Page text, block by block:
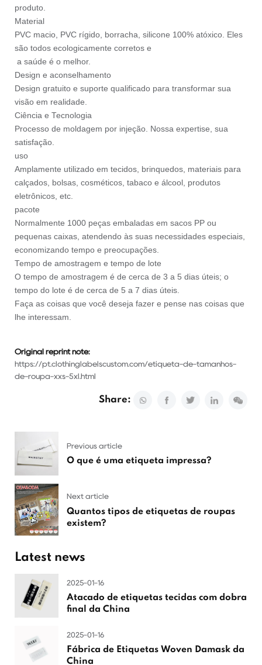
produto.
Material
PVC macio, PVC rígido, borracha, silicone 100% atóxico. Eles
são todos ecologicamente corretos e
a saúde é o melhor.
Design e aconselhamento
Design gratuito e suporte qualificado para transformar sua
visão em realidade.
Ciência e Tecnologia
Processo de moldagem por injeção. Nossa expertise, sua
satisfação.
uso
Amplamente utilizado em tecidos, brinquedos, materiais para
calçados, bolsas, cosméticos, tabaco e álcool, produtos
eletrônicos, etc.
pacote
Normalmente 1000 peças embaladas em sacos PP ou
pequenas caixas, atendendo às suas necessidades especiais,
economizando tempo e preocupações.
Tempo de amostragem e tempo de lote
O tempo de amostragem é de cerca de 3 a 5 dias úteis; o
tempo do lote é de cerca de 5 a 7 dias úteis.
Faça as coisas que você deseja fazer e pense nas coisas que
lhe interessam.
Original reprint note:
https://pt.clothinglabelscustom.com/etiqueta-de-tamanhos-
de-roupa-xxs-5xl.html
Share:
Previous article
O que é uma etiqueta impressa?
Next article
Quantos tipos de etiquetas de roupas
existem?
Latest news
2025-01-16
Atacado de etiquetas tecidas com dobra
final da China
2025-01-16
Fábrica de Etiquetas Woven Damask da
China